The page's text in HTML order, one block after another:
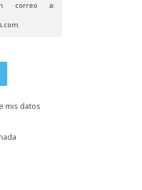
correo a:
mis datos